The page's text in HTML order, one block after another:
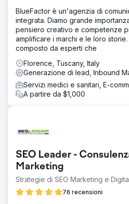
BlueFactor è un'agenzia di
integrata. Diamo grande
pensiero creativo e competenze
amplificare i marchi e le loro
composto da esperti che
Florence, Tuscany, Italy
Generazione di lead, Inbound
Servizi medici e sanitari, E-
A partire da $1,000
SEO Leader -
Marketing
Strategie di SEO Marketing e
76 recensioni